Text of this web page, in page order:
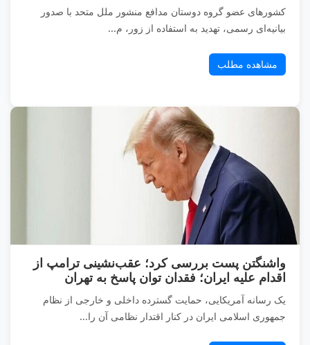
کشورهای عضو گروه دوستان مدافع منشور ملل متحد با صدور
بیانیه‌ای رسمی، تهدید به استفاده از زور، م...
مشاهده مطلب
واشنگتن پست بررسی کرد؛ عقب‌نشینی ترامپ از
اقدام علیه ایران؛ فقدان توان پاسخ به تهران
یک رسانه آمریکایی، حمایت گسترده داخلی و خارجی از نظام
جمهوری اسلامی ایران در کنار اقتدار نظامی آن را...